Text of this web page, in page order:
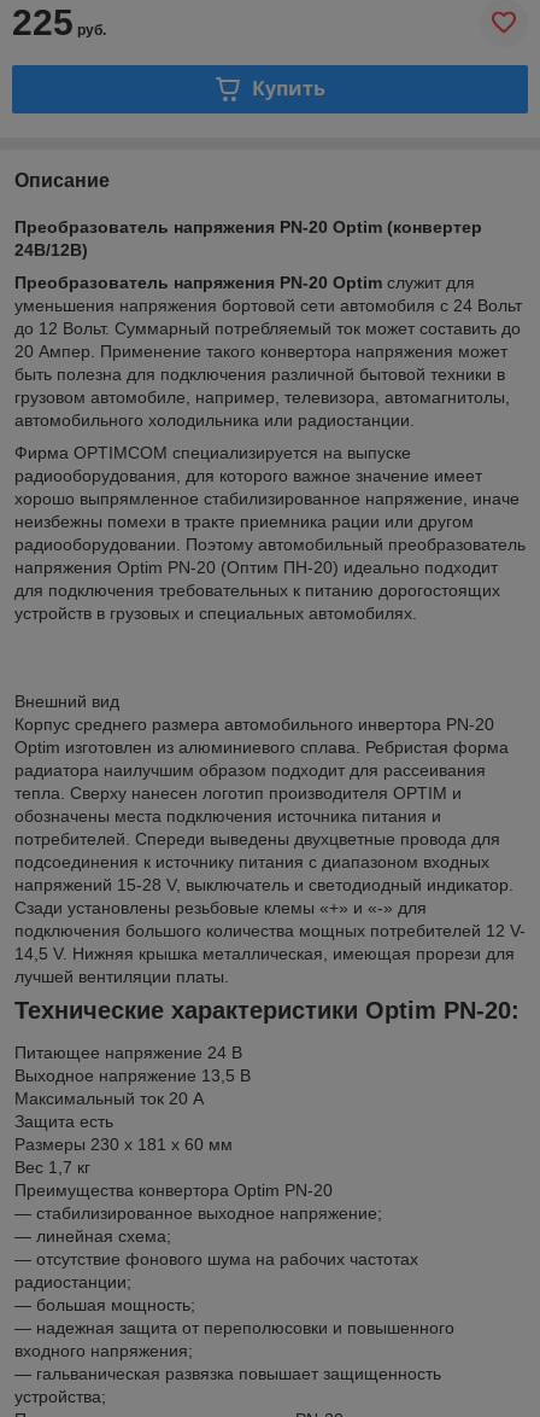
225 руб.
Купить
Описание
Преобразователь напряжения PN-20 Optim (конвертер
24В/12В)
Преобразователь напряжения PN-20 Optim служит для
уменьшения напряжения бортовой сети автомобиля с 24 Вольт
до 12 Вольт. Суммарный потребляемый ток может составить до
20 Ампер. Применение такого конвертора напряжения может
быть полезна для подключения различной бытовой техники в
грузовом автомобиле, например, телевизора, автомагнитолы,
автомобильного холодильника или радиостанции.
Фирма OPTIMCOM специализируется на выпуске
радиооборудования, для которого важное значение имеет
хорошо выпрямленное стабилизированное напряжение, иначе
неизбежны помехи в тракте приемника рации или другом
радиооборудовании. Поэтому автомобильный преобразователь
напряжения Optim PN-20 (Оптим ПН-20) идеально подходит
для подключения требовательных к питанию дорогостоящих
устройств в грузовых и специальных автомобилях.
Внешний вид
Корпус среднего размера автомобильного инвертора PN-20
Optim изготовлен из алюминиевого сплава. Ребристая форма
радиатора наилучшим образом подходит для рассеивания
тепла. Сверху нанесен логотип производителя OPTIM и
обозначены места подключения источника питания и
потребителей. Спереди выведены двухцветные провода для
подсоединения к источнику питания с диапазоном входных
напряжений 15-28 V, выключатель и светодиодный индикатор.
Сзади установлены резьбовые клемы «+» и «-» для
подключения большого количества мощных потребителей 12 V-
14,5 V. Нижняя крышка металлическая, имеющая прорези для
лучшей вентиляции платы.
Технические характеристики Optim PN-20:
Питающее напряжение 24 В
Выходное напряжение 13,5 В
Максимальный ток 20 А
Защита есть
Размеры 230 х 181 х 60 мм
Вес 1,7 кг
Преимущества конвертора Optim PN-20
— стабилизированное выходное напряжение;
— линейная схема;
— отсутствие фонового шума на рабочих частотах
радиостанции;
— большая мощность;
— надежная защита от переполюсовки и повышенного
входного напряжения;
— гальваническая развязка повышает защищенность
устройства;